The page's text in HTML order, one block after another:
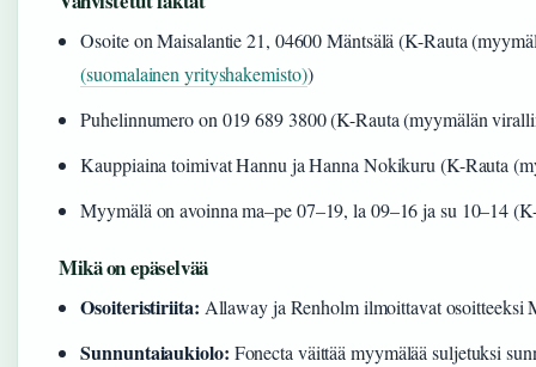
Osoite on Maisalantie 21, 04600 Mäntsälä (K-Rauta
(suomalainen yrityshakemisto))
Puhelinnumero on 019 689 3800 (K-Rauta (myymälän
Kauppiaina toimivat Hannu ja Hanna Nokikuru (K-Rauta
Myymälä on avoinna ma–pe 07–19, la 09–16 ja su 10–14
Mikä on epäselvää
Osoiteristiriita: Allaway ja Renholm ilmoittavat osoitteeksi
Sunnuntaiaukiolo: Fonecta väittää myymälää suljetuksi